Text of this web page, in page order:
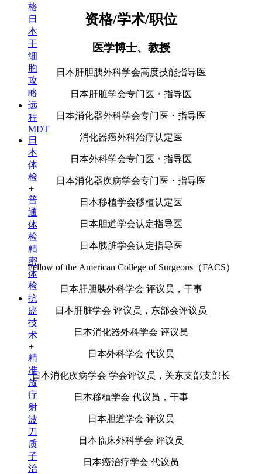
格
日
本
干
细
胞
攻
略
远
程
MDT
日
本
体
检
+
普
通
体
检
精
密
体
检
抗
癌
技
术
+
精
准
放
疗
射
波
刀
质
子
治
资格/学术/职位
医学博士、教授
日本肝胆胰外科学会高度技能指导医
日本肝脏学会专门医・指导医
日本消化器外科学会专门医・指导医
消化器癌外科治疗认定医
日本外科学会专门医・指导医
日本消化器疾病学会专门医・指导医
日本移植学会移植认定医
日本胆道学会认定指导医
日本胰脏学会认定指导医
Fellow of the American College of Surgeons（FACS）
日本肝胆胰外科学会 评议员，干事
日本肝脏学会 评议员，东部会评议员
日本消化器外科学会 评议员
日本外科学会 代议员
日本消化疾病学会 学会评议员，关东支部支部长
日本移植学会 代议员，干事
日本胆道学会 评议员
日本临床外科学会 评议员
日本癌治疗学会 代议员